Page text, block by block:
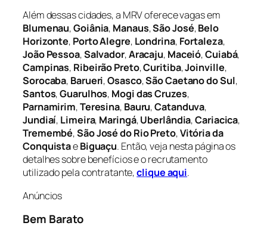
Além dessas cidades, a MRV oferece vagas em
Blumenau,Goiânia, Manaus,São José,Belo
Horizonte, Porto Alegre, Londrina, Fortaleza,
João Pessoa,Salvador,Aracaju, Maceió,Cuiabá,
Campinas, Ribeirão Preto,Curitiba,Joinville,
Sorocaba, Barueri,Osasco,São Caetano do Sul,
Santos,Guarulhos, Mogi das Cruzes,
Parnamirim,Teresina, Bauru,Catanduva,
Jundiaí, Limeira, Maringá,Uberlândia,Cariacica,
Tremembé,São José do Rio Preto,Vitória da
ConquistaeBiguaçu. Então, veja nesta página os
detalhes sobre benefícios e o recrutamento
utilizado pela contratante,clique aqui.
Anúncios
Bem Barato